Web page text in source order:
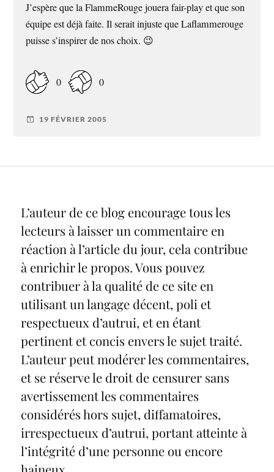
J’espère que la FlammeRouge jouera fair-play et que son
équipe est déjà faite. Il serait injuste que Laflammerouge
puisse s’inspirer de nos choix. 😉
0 0
19 FÉVRIER 2005
L’auteur de ce blog encourage tous les
lecteurs à laisser un commentaire en
réaction à l’article du jour, cela contribue
à enrichir le propos. Vous pouvez
contribuer à la qualité de ce site en
utilisant un langage décent, poli et
respectueux d’autrui, et en étant
pertinent et concis envers le sujet traité.
L’auteur peut modérer les commentaires,
et se réserve le droit de censurer sans
avertissement les commentaires
considérés hors sujet, diffamatoires,
irrespectueux d’autrui, portant atteinte à
l’intégrité d’une personne ou encore